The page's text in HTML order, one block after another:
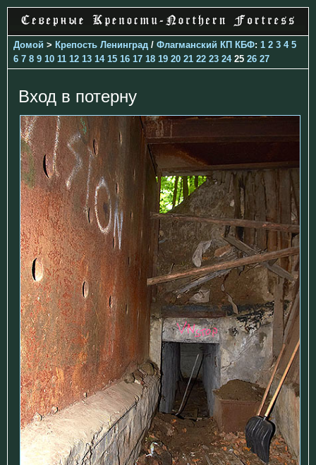
Домой > Крепость Ленинград / Флагманский КП КБФ: 1 2 3 4 5
6 7 8 9 10 11 12 13 14 15 16 17 18 19 20 21 22 23 2425 26 27
Вход в потерну